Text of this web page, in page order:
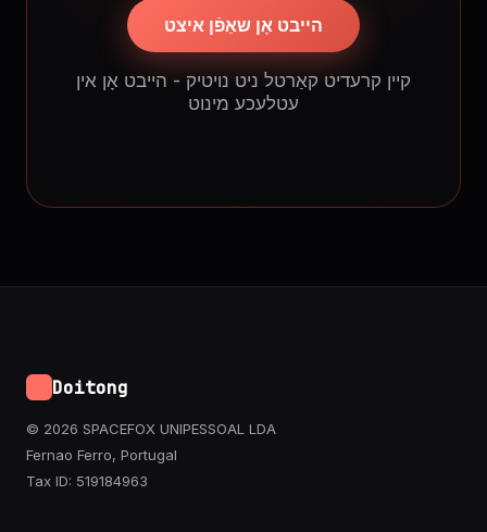
הייבט אָן שאַפֿן איצט
קיין קרעדיט קאַרטל ניט נויטיק - הייבט אָן אין
עטלעכע מינוט
Doitong
© 2026 SPACEFOX UNIPESSOAL LDA
Fernao Ferro, Portugal
Tax ID: 519184963